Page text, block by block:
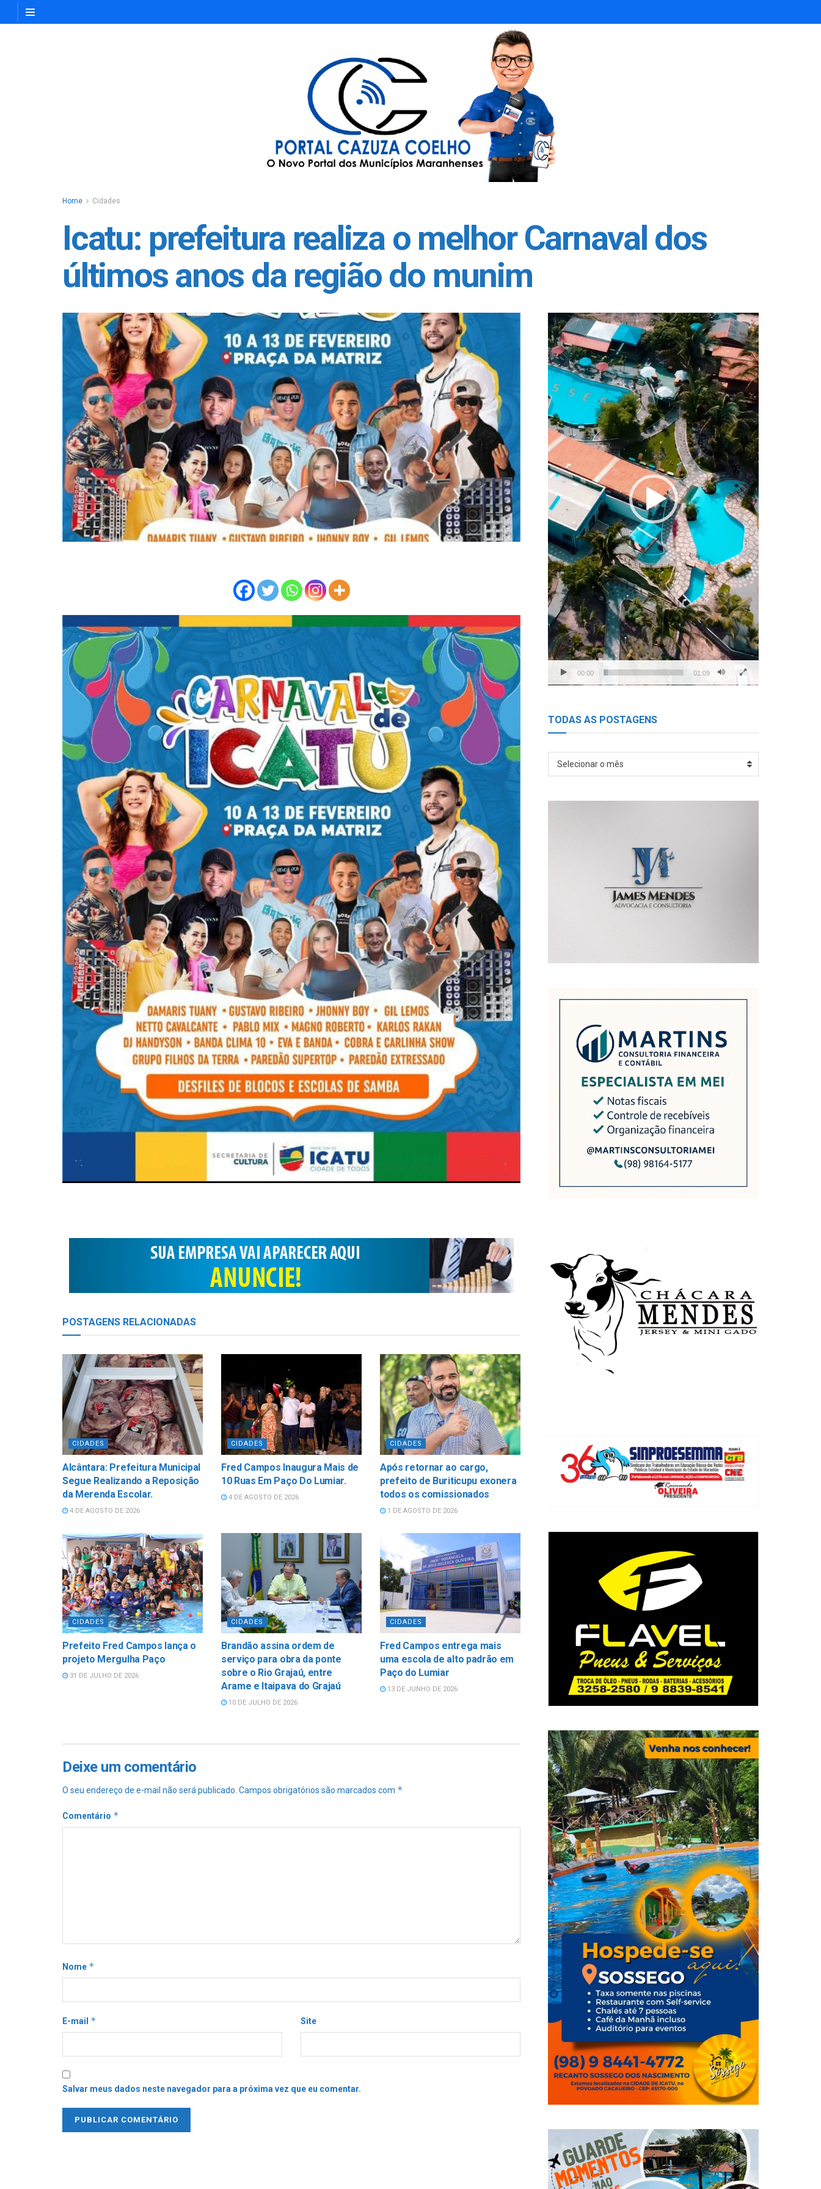
Home Cidades
Icatu: prefeitura realiza o melhor Carnaval dos
últimos anos da região do munim
POSTAGENS RELACIONADAS
CIDADES
Alcântara: Prefeitura Municipal
Segue Realizando a Reposição
da Merenda Escolar.
4 DE AGOSTO DE 2026
CIDADES
Fred Campos Inaugura Mais de
10 Ruas Em Paço Do Lumiar.
4 DE AGOSTO DE 2026
CIDADES
Após retornar ao cargo,
prefeito de Buriticupu exonera
todos os comissionados
1 DE AGOSTO DE 2026
CIDADES
Prefeito Fred Campos lança o
projeto Mergulha Paço
31 DE JULHO DE 2026
CIDADES
Brandão assina ordem de
serviço para obra da ponte
sobre o Rio Grajaú, entre
Arame e Itaipava do Grajaú
10 DE JULHO DE 2026
CIDADES
Fred Campos entrega mais
uma escola de alto padrão em
Paço do Lumiar
13 DE JUNHO DE 2026
Deixe um comentário
O seu endereço de e-mail não será publicado. Campos obrigatórios são marcados com *
Comentário *
Nome *
E-mail * Site
Salvar meus dados neste navegador para a próxima vez que eu comentar.
Tocador
de
vídeo
00:00 01:09
TODAS AS POSTAGENS
TODAS
Selecionar o mês